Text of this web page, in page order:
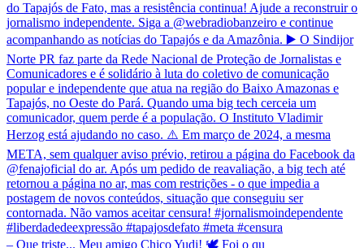
– Que triste... Meu amigo Chico Yudi! 🕊️ Foi o qu